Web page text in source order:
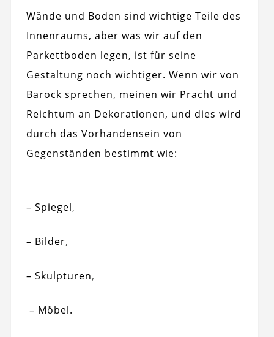
Wände und Boden sind wichtige Teile des
Innenraums, aber was wir auf den
Parkettboden legen, ist für seine
Gestaltung noch wichtiger. Wenn wir von
Barock sprechen, meinen wir Pracht und
Reichtum an Dekorationen, und dies wird
durch das Vorhandensein von
Gegenständen bestimmt wie:
– Spiegel,
– Bilder,
– Skulpturen,
– Möbel.